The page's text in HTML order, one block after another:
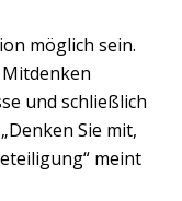
möglich sein.
und schließlich
Sie mit,
meint